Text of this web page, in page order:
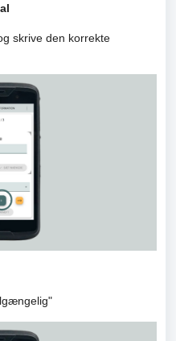
skrive den korrekte